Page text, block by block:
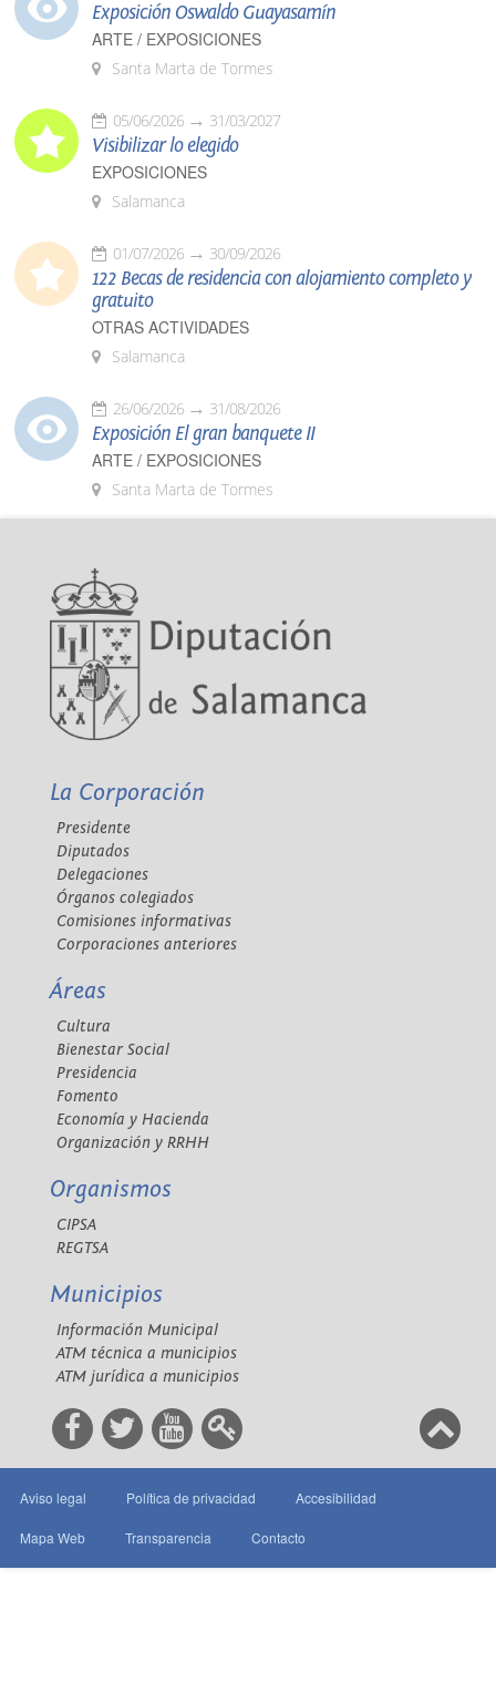
Exposición Oswaldo Guayasamín
ARTE / EXPOSICIONES
Santa Marta de Tormes
05/06/2026 31/03/2027
Visibilizar lo elegido
EXPOSICIONES
Salamanca
01/07/2026 30/09/2026
122 Becas de residencia con alojamiento completo y
gratuito
OTRAS ACTIVIDADES
Salamanca
26/06/2026 31/08/2026
Exposición El gran banquete II
ARTE / EXPOSICIONES
Santa Marta de Tormes
La Corporación
Presidente
Diputados
Delegaciones
Órganos colegiados
Comisiones informativas
Corporaciones anteriores
Áreas
Cultura
Bienestar Social
Presidencia
Fomento
Economía y Hacienda
Organización y RRHH
Organismos
CIPSA
REGTSA
Municipios
Información Municipal
ATM técnica a municipios
ATM jurídica a municipios
Aviso legal Política de privacidad Accesibilidad
Mapa Web Transparencia Contacto